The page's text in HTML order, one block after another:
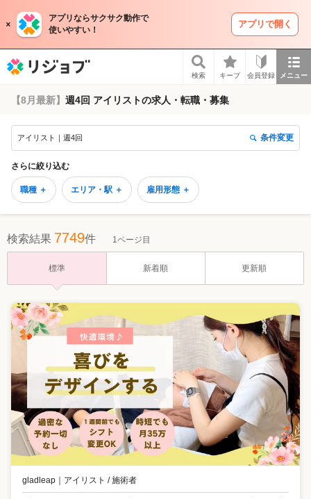
アプリならサクサク動作で
使いやすい！
アプリで開く
検索 キープ 会員登録 メニュー
【8月最新】 週4回 アイリストの求人・転職・募集
アイリスト｜週4回 条件変更
さらに絞り込む
職種 ＋ エリア・駅 ＋ 雇用形態 ＋
検索結果 7749件 1ページ目
標準 新着順 更新順
gladleap アイリスト / 施術者